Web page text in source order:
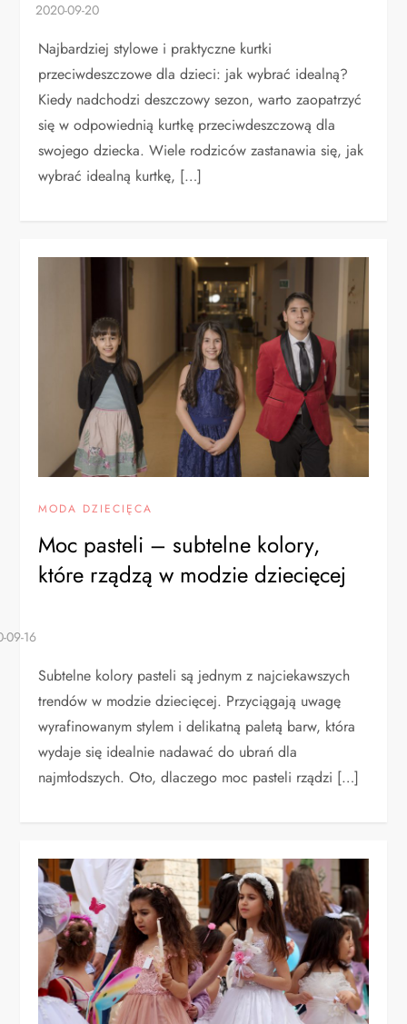
Najbardziej stylowe i praktyczne kurtki
przeciwdeszczowe dla dzieci: jak wybrać idealną?
Kiedy nadchodzi deszczowy sezon, warto zaopatrzyć
się w odpowiednią kurtkę przeciwdeszczową dla
swojego dziecka. Wiele rodziców zastanawia się, jak
wybrać idealną kurtkę, […]
MODA DZIECIĘCA
Moc pasteli – subtelne kolory,
które rządzą w modzie dziecięcej
Subtelne kolory pasteli są jednym z najciekawszych
trendów w modzie dziecięcej. Przyciągają uwagę
wyrafinowanym stylem i delikatną paletą barw, która
wydaje się idealnie nadawać do ubrań dla
najmłodszych. Oto, dlaczego moc pasteli rządzi […]